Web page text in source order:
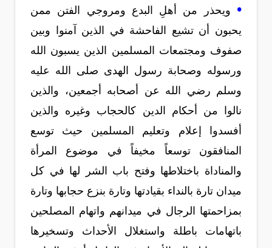
• ويحذر من أهلِ البدع ومروجي الفتن ممن
يحبون أن تشيع الفاحشة في الذين آمنوا وبين
صفوف ومجتمعات المسلمين الذين يسبون الله
ورسوله وصحابة رسول الهدى صلى الله عليه
وسلم رضي الله عن أصحابه أجمعين، والذين
نالوا من أحكام الدين كالحجاب وغيره والذين
أفسدوا إعلام وتعليم المسلمين حيث توسع
المنافقون توسعاً مخيفاً في موضوع المرأة
والمناداة باختلاطها وفتح باب الشر لها في كل
ميدان تارة بالنداء بقيادتها وتارة بنزع حجابها وتارة
بمزاحمتها الرجال في ميدانهم واتهام المصلحين
باتهامات باطلة واستغلال الأحداث وتسخيرها